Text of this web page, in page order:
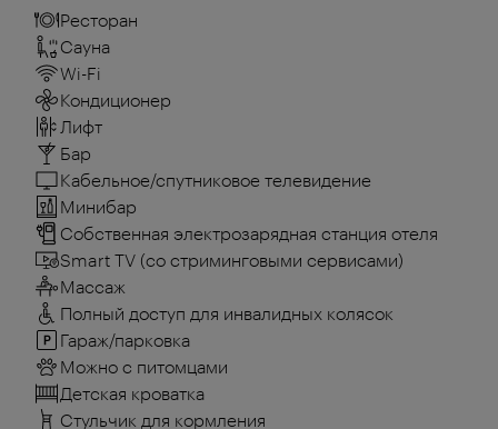
Ресторан
Сауна
Wi-Fi
Кондиционер
Лифт
Бар
Кабельное/спутниковое телевидение
Минибар
Собственная электрозарядная станция отеля
Smart TV (со стриминговыми сервисами)
Массаж
Полный доступ для инвалидных колясок
Гараж/парковка
Можно с питомцами
Детская кроватка
Стульчик для кормления